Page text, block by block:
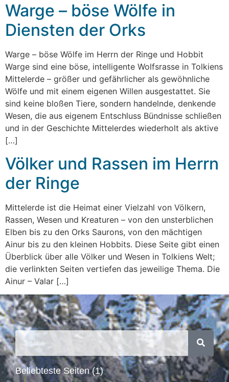
Warge – böse Wölfe in
Diensten der Orks
Warge – böse Wölfe im Herrn der Ringe und Hobbit
Warge sind eine böse, intelligente Wolfsrasse in Tolkiens
Mittelerde – größer und gefährlicher als gewöhnliche
Wölfe und mit einem eigenen Willen ausgestattet. Sie
sind keine bloßen Tiere, sondern handelnde, denkende
Wesen, die aus eigenem Entschluss Bündnisse schließen
und in der Geschichte Mittelerdes wiederholt als aktive
[…]
Völker und Rassen im Herrn
der Ringe
Mittelerde ist die Heimat einer Vielzahl von Völkern,
Rassen, Wesen und Kreaturen – von den unsterblichen
Elben bis zu den Orks Saurons, von den mächtigen
Ainur bis zu den kleinen Hobbits. Diese Seite gibt einen
Überblick über alle Völker und Wesen in Tolkiens Welt;
die verlinkten Seiten vertiefen das jeweilige Thema. Die
Ainur – Valar […]
Beliebteste Seiten (1)